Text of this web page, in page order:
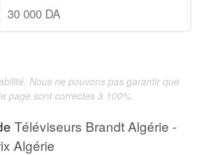
30 000 DA
Nous ne pouvons pas garantir que
page sont correctes à 100%.
Téléviseurs Brandt Algérie -
Algérie